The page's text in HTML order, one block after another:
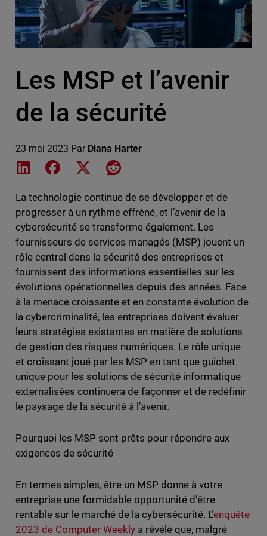
Les MSP et l’avenir
de la sécurité
23 mai 2023 Par Diana Harter
Share on LinkedIn
Share on Facebook
Share on XShare on Reddit
La technologie continue de se développer et de
progresser à un rythme effréné, et l’avenir de la
cybersécurité se transforme également. Les
fournisseurs de services managés (MSP) jouent un
rôle central dans la sécurité des entreprises et
fournissent des informations essentielles sur les
évolutions opérationnelles depuis des années. Face
à la menace croissante et en constante évolution de
la cybercriminalité, les entreprises doivent évaluer
leurs stratégies existantes en matière de solutions
de gestion des risques numériques. Le rôle unique
et croissant joué par les MSP en tant que guichet
unique pour les solutions de sécurité informatique
externalisées continuera de façonner et de redéfinir
le paysage de la sécurité à l’avenir.
Pourquoi les MSP sont prêts pour répondre aux
exigences de sécurité
En termes simples, être un MSP donne à votre
entreprise une formidable opportunité d’être
rentable sur le marché de la cybersécurité. L’enquête
2023 de Computer Weeklya révélé que, malgré